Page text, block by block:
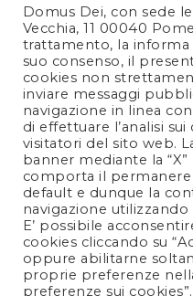
Domus Dei, con sede
Vecchia, 11 00040
trattamento, la informa
suo consenso, il
cookies non
inviare messaggi
navigazione in linea
di effettuare l’analisi
visitatori del sito web.
banner mediante la
comporta il
default e dunque la
navigazione
E’ possibile
cookies cliccando su
oppure abilitarne
proprie preferenze
preferenze sui